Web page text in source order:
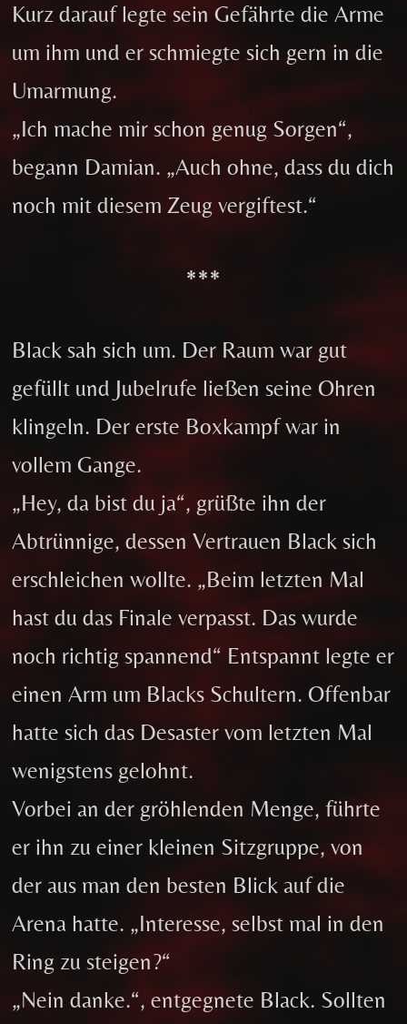
Kurz darauf legte sein Gefährte die Arme
um ihm und er schmiegte sich gern in die
Umarmung.
„Ich mache mir schon genug Sorgen“,
begann Damian. „Auch ohne, dass du dich
noch mit diesem Zeug vergiftest.“
***
Black sah sich um. Der Raum war gut
gefüllt und Jubelrufe ließen seine Ohren
klingeln. Der erste Boxkampf war in
vollem Gange.
„Hey, da bist du ja“, grüßte ihn der
Abtrünnige, dessen Vertrauen Black sich
erschleichen wollte. „Beim letzten Mal
hast du das Finale verpasst. Das wurde
noch richtig spannend“ Entspannt legte er
einen Arm um Blacks Schultern. Offenbar
hatte sich das Desaster vom letzten Mal
wenigstens gelohnt.
Vorbei an der gröhlenden Menge, führte
er ihn zu einer kleinen Sitzgruppe, von
der aus man den besten Blick auf die
Arena hatte. „Interesse, selbst mal in den
Ring zu steigen?“
„Nein danke.“, entgegnete Black. Sollten